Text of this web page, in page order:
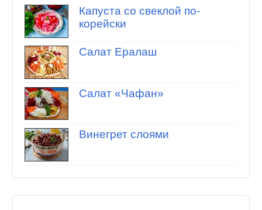
Капуста со свеклой по-
корейски
Салат Ералаш
Салат «Чафан»
Винегрет слоями